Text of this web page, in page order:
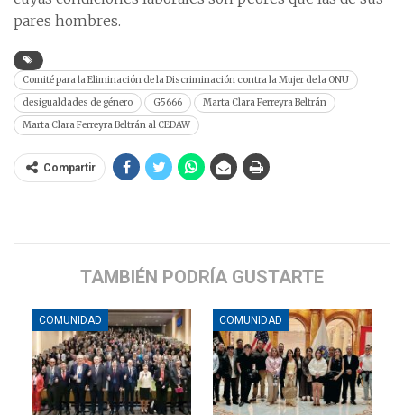
pares hombres.
Comité para la Eliminación de la Discriminación contra la Mujer de la ONU
desigualdades de género
G5666
Marta Clara Ferreyra Beltrán
Marta Clara Ferreyra Beltrán al CEDAW
Compartir
TAMBIÉN PODRÍA GUSTARTE
COMUNIDAD COMUNIDAD